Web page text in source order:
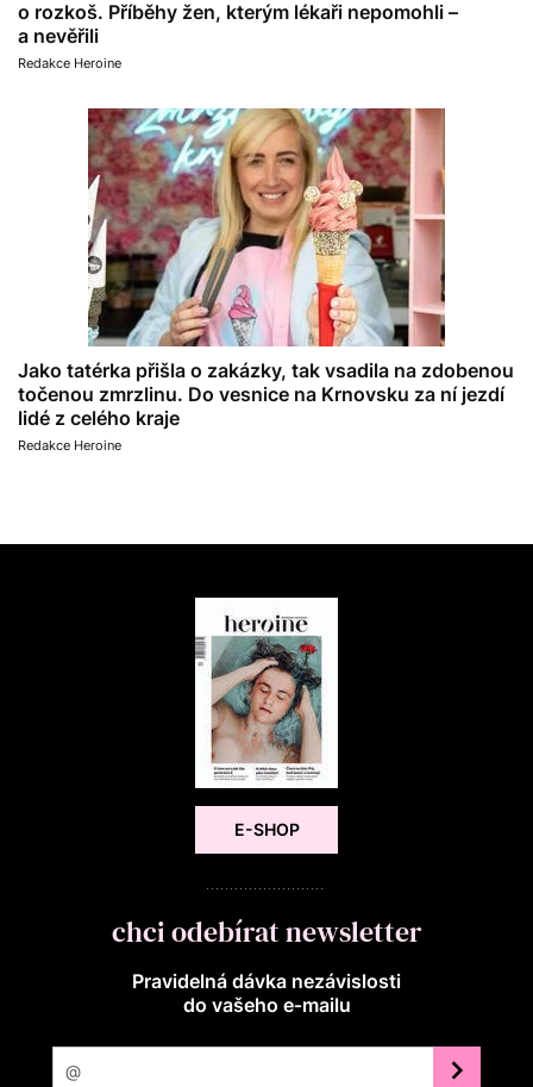
o rozkoš. Příběhy žen, kterým lékaři nepomohli –
a nevěřili
Redakce Heroine
Jako tatérka přišla o zakázky, tak vsadila na zdobenou
točenou zmrzlinu. Do vesnice na Krnovsku za ní jezdí
lidé z celého kraje
Redakce Heroine
E-SHOP
chci odebírat newsletter
Pravidelná dávka nezávislosti
do vašeho e‑mailu